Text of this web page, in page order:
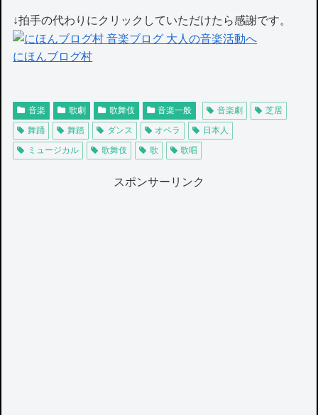
↓拍手の代わりにクリックしていただけたら感謝です。
にほんブログ村
音楽 歌劇 歌舞伎 音楽一般 音楽劇
芝居
舞踊
舞踏 ダンス オペラ
日本人
ミュージカル
歌舞伎 歌 歌唱
スポンサーリンク